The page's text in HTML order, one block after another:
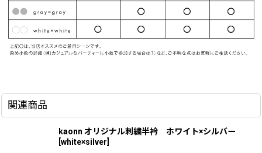
関連商品
kaonn オリジナル刺繍半衿 ホワイト×シルバー
white×silver